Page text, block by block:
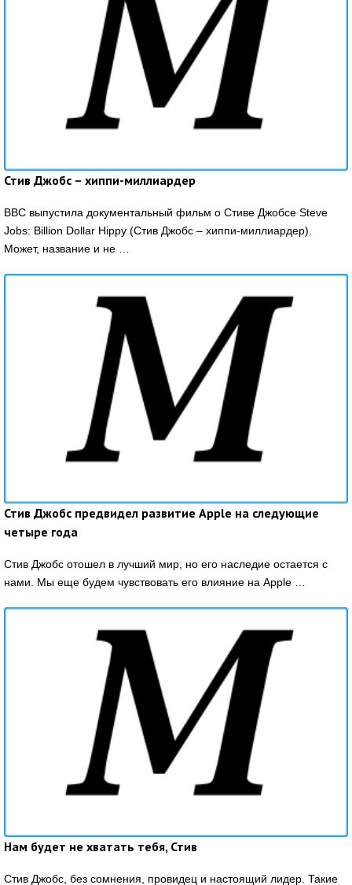
Стив Джобс – хиппи-миллиардер
BBC выпустила документальный фильм о Стиве Джобсе Steve
Jobs: Billion Dollar Hippy (Стив Джобс – хиппи-миллиардер).
Может, название и не …
Стив Джобс предвидел развитие Apple на следующие
четыре года
Стив Джобс отошел в лучший мир, но его наследие остается с
нами. Мы еще будем чувствовать его влияние на Apple …
Нам будет не хватать тебя, Стив
Стив Джобс, без сомнения, провидец и настоящий лидер. Такие